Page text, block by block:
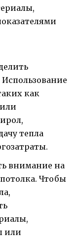
как
тепла
внимание на
Чтобы
или